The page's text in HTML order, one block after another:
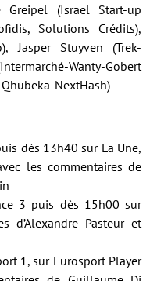
Greipel (Israel Start-up
Solutions Crédits),
Jasper Stuyven (Trek-
Wanty-Gobert
NextHash)
dès 13h40 sur La Une,
les commentaires de
3 puis dès 15h00 sur
d’Alexandre Pasteur et
1, sur Eurosport Player